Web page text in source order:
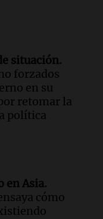
por
a
para
y desalojos
situación.
forzados
en su
retomar la
política
en Asia.
cómo